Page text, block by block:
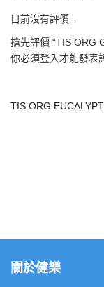
目前沒有評價。
搶先評價 “TIS ORG
你必須登入 才能發表
TIS ORG
關於健樂